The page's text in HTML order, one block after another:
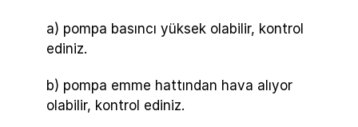
a) pompa basıncı yüksek olabilir, kontrol
ediniz.
b) pompa emme hattından hava alıyor
olabilir, kontrol ediniz.